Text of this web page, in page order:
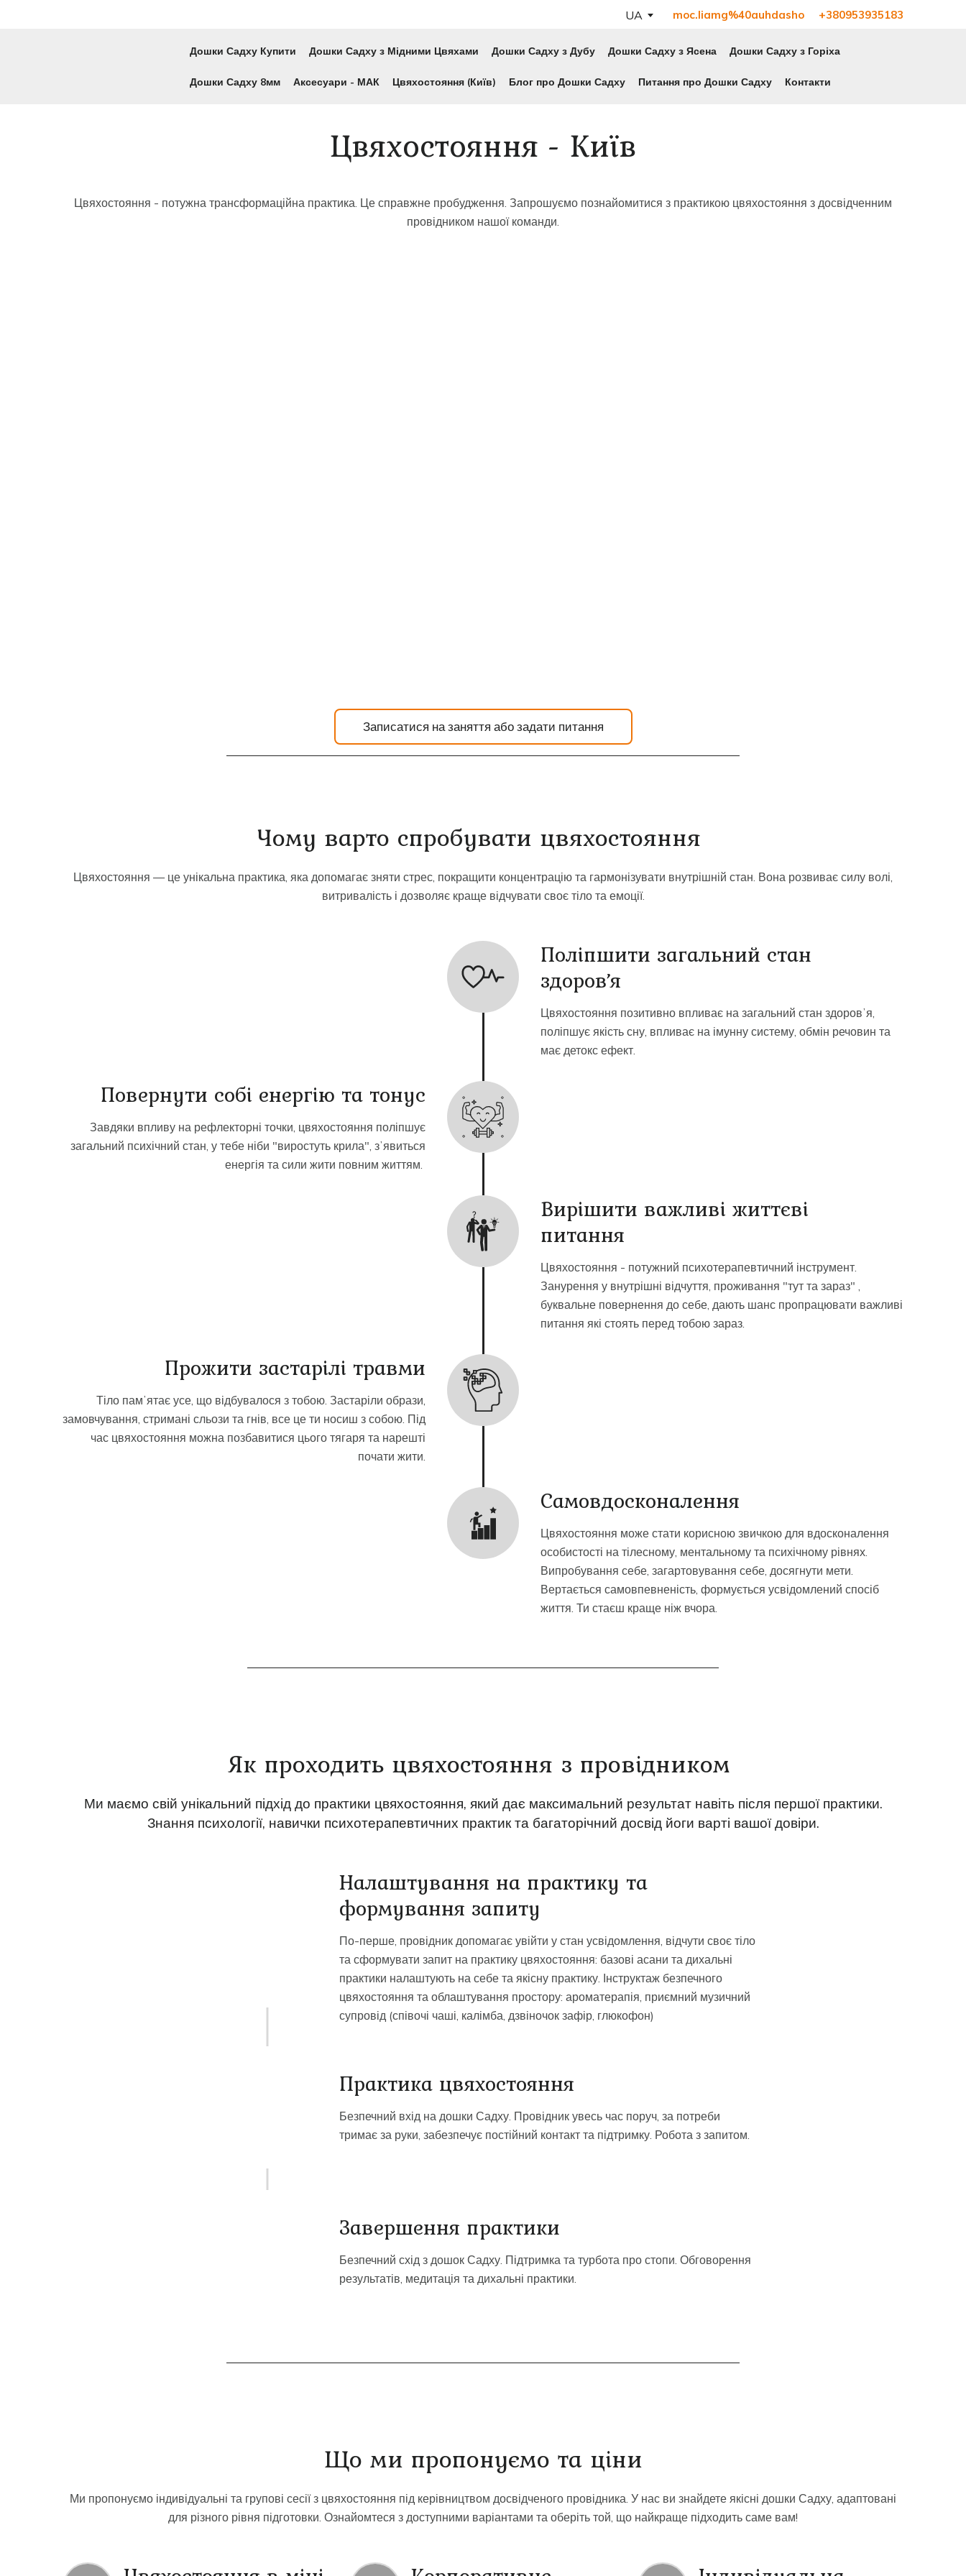
UA moc.liamg%40auhdasho +380953935183
Дошки Садху Купити Дошки Садху з Мідними Цвяхами Дошки Садху з Дубу Дошки Садху з Ясена Дошки Садху з Горіха
Дошки Садху 8мм Аксесуари - МАК Цвяхостояння (Київ) Блог про Дошки Садху Питання про Дошки Садху Контакти
Цвяхостояння - Київ
Цвяхостояння - потужна трансформаційна практика. Це справжне пробудження. Запрошуємо познайомитися з практикою цвяхостояння з досвідченним
провідником нашої команди.
Записатися на заняття або задати питання
Чому варто спробувати цвяхостояння
Цвяхостояння — це унікальна практика, яка допомагає зняти стрес, покращити концентрацію та гармонізувати внутрішній стан. Вона розвиває силу волі,
витривалість і дозволяє краще відчувати своє тіло та емоції.
Поліпшити загальний стан
здоровʼя
Цвяхостояння позитивно впливає на загальний стан здоровʼя,
поліпшує якість сну, впливає на імунну систему, обмін речовин та
має детокс ефект.
Повернути собі енергію та тонус
Завдяки впливу на рефлекторні точки, цвяхостояння поліпшує
загальний психічний стан, у тебе ніби "виростуть крила", зʼявиться
енергія та сили жити повним життям.
Вирішити важливі життєві
питання
Цвяхостояння - потужний психотерапевтичний інструмент.
Занурення у внутрішні відчуття, проживання "тут та зараз" ,
буквальне повернення до себе, дають шанс пропрацювати важливі
питання які стоять перед тобою зараз.
Прожити застарілі травми
Тіло памʼятає усе, що відбувалося з тобою. Застаріли образи,
замовчування, стримані сльози та гнів, все це ти носиш з собою. Під
час цвяхостояння можна позбавитися цього тягаря та нарешті
почати жити.
Самовдосконалення
Цвяхостояння може стати корисною звичкою для вдосконалення
особистості на тілесному, ментальному та психічному рівнях.
Випробування себе, загартовування себе, досягнути мети.
Вертається самовпевненість, формується усвідомлений спосіб
життя. Ти стаєш краще ніж вчора.
Як проходить цвяхостояння з провідником
Ми маємо свій унікальний підхід до практики цвяхостояння, який дає максимальний результат навіть після першої практики.
Знання психології, навички психотерапевтичних практик та багаторічний досвід йоги варті вашої довіри.
Налаштування на практику та
формування запиту
По-перше, провідник допомагає увійти у стан усвідомлення, відчути своє тіло
та сформувати запит на практику цвяхостояння: базові асани та дихальні
практики налаштують на себе та якісну практику. Інструктаж безпечного
цвяхостояння та облаштування простору: ароматерапія, приємний музичний
супровід (співочі чаші, калімба, дзвіночок зафір, глюкофон)
Практика цвяхостояння
Безпечний вхід на дошки Садху. Провідник увесь час поруч, за потреби
тримає за руки, забезпечує постійний контакт та підтримку. Робота з запитом.
Завершення практики
Безпечний схід з дошок Садху. Підтримка та турбота про стопи. Обговорення
результатів, медитація та дихальні практики.
Що ми пропонуємо та ціни
Ми пропонуємо індивідуальні та групові сесії з цвяхостояння під керівництвом досвідченого провідника. У нас ви знайдете якісні дошки Садху, адаптовані
для різного рівня підготовки. Ознайомтеся з доступними варіантами та оберіть той, що найкраще підходить саме вам!